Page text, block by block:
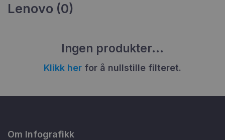
Lenovo (0)
Ingen produkter...
Klikk her for å nullstille filteret.
Om Infografikk